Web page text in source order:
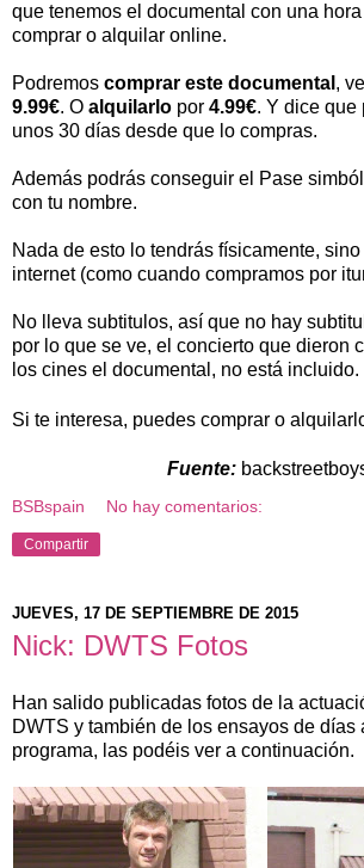
que tenemos el documental con una
comprar o alquilar online.
Podremos comprar este documental ,
9.99€. O alquilarlo por 4.99€. Y dice que
unos 30 días desde que lo compras.
Además podrás conseguir el Pase
con tu nombre.
Nada de esto lo tendrás físicamente,
internet (como cuando compramos por
No lleva subtitulos, así que no hay
por lo que se ve, el concierto que dieron
los cines el documental, no está incluido.
Si te interesa, puedes comprar o
Fuente:
BSBspain No hay comentarios:
Compartir
JUEVES, 17 DE SEPTIEMBRE DE 2015
Nick: DWTS Fotos
Han salido publicadas fotos de la
DWTS y también de los ensayos de días
programa, las podéis ver a continuación.